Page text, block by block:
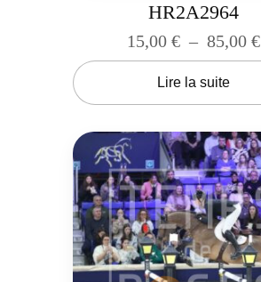
HR2A2964
15,00€ – 85,00€
Lire la suite